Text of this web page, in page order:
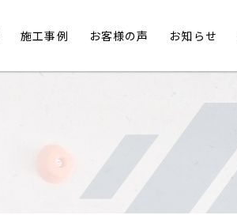
施工事例 お客様の声 お知らせ